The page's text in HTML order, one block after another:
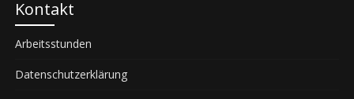
Kontakt
Arbeitsstunden
Datenschutzerklärung